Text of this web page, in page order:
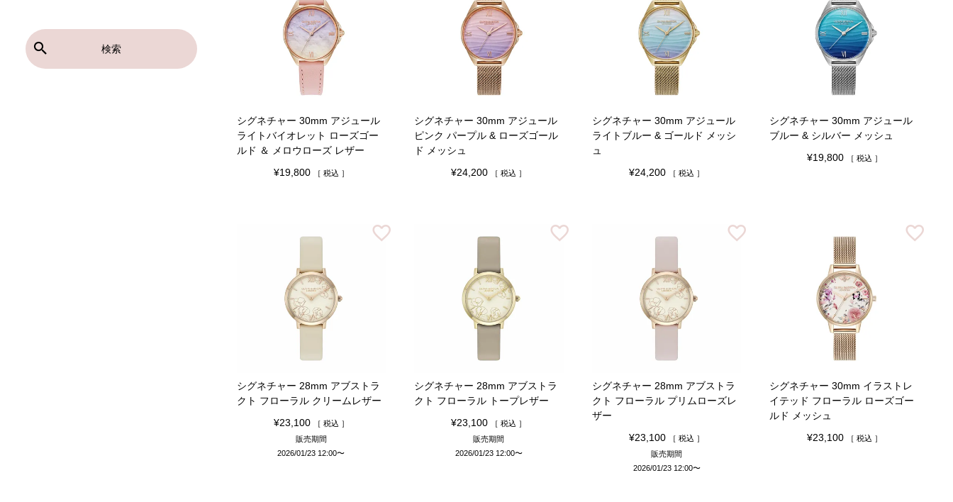
検索
シグネチャー 30mm アジュール
ライトバイオレット ローズゴー
ルド ＆ メロウローズ レザー
¥19,800 税込
シグネチャー 30mm アジュール
ピンク パープル & ローズゴール
ド メッシュ
¥24,200 税込
シグネチャー 30mm アジュール
ライトブルー & ゴールド メッシ
ュ
¥24,200 税込
シグネチャー 30mm アジュール
ブルー & シルバー メッシュ
¥19,800 税込
シグネチャー 28mm アブストラ
クト フローラル クリームレザー
¥23,100
税込
販売期間
2026/01/23 12:00〜
シグネチャー 28mm アブストラ
クト フローラル トープレザー
¥23,100
税込
販売期間
2026/01/23 12:00〜
シグネチャー 28mm アブストラ
クト フローラル プリムローズレ
ザー
¥23,100
税込
販売期間
2026/01/23 12:00〜
シグネチャー 30mm イラストレ
イテッド フローラル ローズゴー
ルド メッシュ
¥23,100 税込